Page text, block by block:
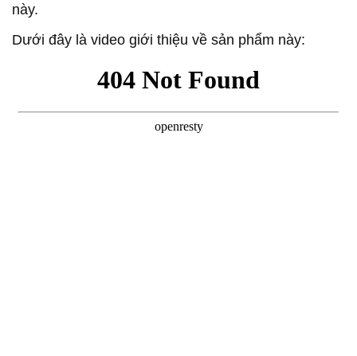
này.
Dưới đây là video giới thiệu về sản phẩm này: